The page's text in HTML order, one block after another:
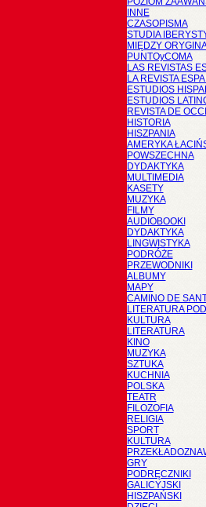
INNE
CZASOPISMA
STUDIA
MIĘDZY
PUNTOyCOMA
LAS REVISTAS
LA REVISTA
ESTUDIOS
ESTUDIOS
REVISTA DE
HISTORIA
HISZPANIA
AMERYKA
POWSZECHNA
DYDAKTYKA
MULTIMEDIA
KASETY
MUZYKA
FILMY
AUDIOBOOKI
DYDAKTYKA
LINGWISTYKA
PODRÓŻE
PRZEWODNIKI
ALBUMY
MAPY
CAMINO DE
LITERATURA
KULTURA
LITERATURA
KINO
MUZYKA
SZTUKA
KUCHNIA
POLSKA
TEATR
FILOZOFIA
RELIGIA
SPORT
KULTURA
GRY
PODRĘCZNIKI
GALICYJSKI
HISZPAŃSKI